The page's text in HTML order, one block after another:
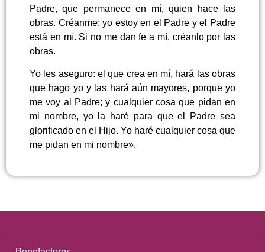
Padre, que permanece en mí, quien hace las
obras. Créanme: yo estoy en el Padre y el Padre
está en mí. Si no me dan fe a mí, créanlo por las
obras.
Yo les aseguro: el que crea en mí, hará las obras
que hago yo y las hará aún mayores, porque yo
me voy al Padre; y cualquier cosa que pidan en
mi nombre, yo la haré para que el Padre sea
glorificado en el Hijo. Yo haré cualquier cosa que
me pidan en mi nombre».